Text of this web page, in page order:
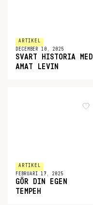
ARTIKEL
DECEMBER 10, 2025
SVART HISTORIA MED
AMAT LEVIN
ARTIKEL
FEBRUARI 17, 2025
GÖR DIN EGEN
TEMPEH